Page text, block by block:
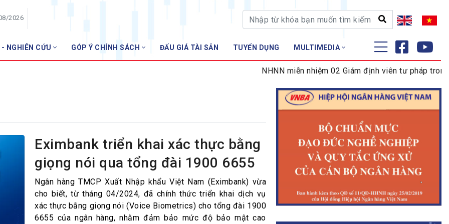
2026
NGHIÊN CỨU GÓP Ý CHÍNH SÁCH ĐẤU GIÁ TÀI SẢN TUYỂN DỤNG MULTIMEDIA
hàng
ĐÀO TẠO - NGHIÊN CỨU
Tập huấn
NHNN miễn nhiệm 02 Giám định viên tư pháp trong
Eximbank triển khai xác thực bằng
giọng nói qua tổng đài 1900 6655
Ngân hàng TMCP Xuất Nhập khẩu Việt Nam (Eximbank) vừa
cho biết, từ tháng 04/2024, đã chính thức triển khai dịch vụ
xác thực bằng giọng nói (Voice Biometrics) cho tổng đài 1900
6655 của ngân hàng, nhằm đảm bảo mức độ bảo mật cao